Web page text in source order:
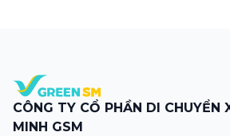
CÔNG TY CỔ PHẦN DI CHUYỂN
MINH GSM